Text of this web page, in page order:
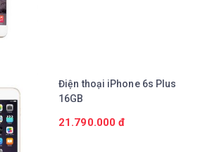
Điện thoại iPhone 6s Plus
16GB
21.790.000 đ